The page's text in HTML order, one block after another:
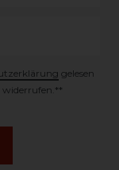
gelesen